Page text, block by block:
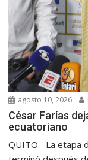
agosto 10, 2026
César Farías
ecuatoriano
QUITO.- La etapa